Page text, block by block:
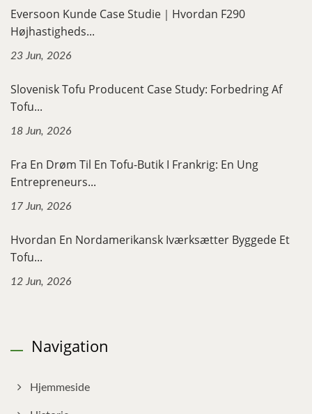
Eversoon Kunde Case Studie｜Hvordan F290
Højhastigheds...
23 Jun, 2026
Slovenisk Tofu Producent Case Study: Forbedring Af
Tofu...
18 Jun, 2026
Fra En Drøm Til En Tofu-Butik I Frankrig: En Ung
Entrepreneurs...
17 Jun, 2026
Hvordan En Nordamerikansk Iværksætter Byggede Et
Tofu...
12 Jun, 2026
Navigation
Hjemmeside